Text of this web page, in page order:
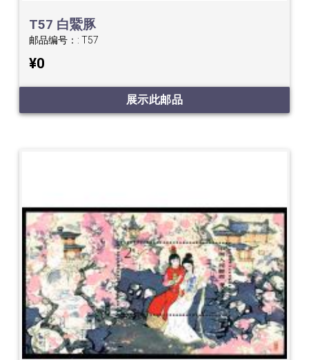
T57 白鱀豚
邮品编号：:T57
¥0
展示此邮品